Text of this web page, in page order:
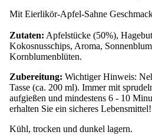
Mit Eierlikör-Apfel-Sahne
Zutaten: Apfelstücke (50%),
Kokosnusschips, Aroma,
Kornblumenblüten.
Zubereitung: Wichtiger Hinweis:
Tasse (ca. 200 ml). Immer mit
aufgießen und mindestens 6 - 10
erhalten Sie ein sicheres Lebensmittel!
Kühl, trocken und dunkel lagern.